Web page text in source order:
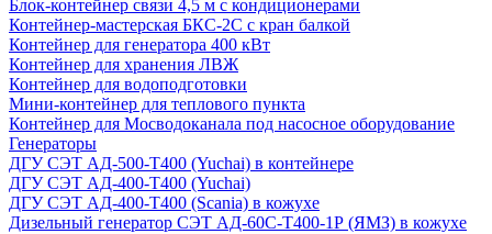
Блок-контейнер связи 4,5 м с кондиционерами
Контейнер-мастерская БКС-2С с кран балкой
Контейнер для генератора 400 кВт
Контейнер для хранения ЛВЖ
Контейнер для водоподготовки
Мини-контейнер для теплового пункта
Контейнер для Мосводоканала под насосное оборудование
Генераторы
ДГУ СЭТ АД-500-Т400 (Yuchai) в контейнере
ДГУ СЭТ АД-400-Т400 (Yuchai)
ДГУ СЭТ АД-400-Т400 (Scania) в кожухе
Дизельный генератор СЭТ АД-60С-Т400-1Р (ЯМЗ) в кожухе